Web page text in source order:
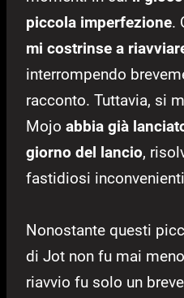
piccola imperfezione.
mi costrinse a
interrompendo
racconto. Tuttavia, si
Mojo abbia già
giorno del lancio,
fastidiosi
Nonostante questi
di Jot non fu mai
riavvio fu solo un